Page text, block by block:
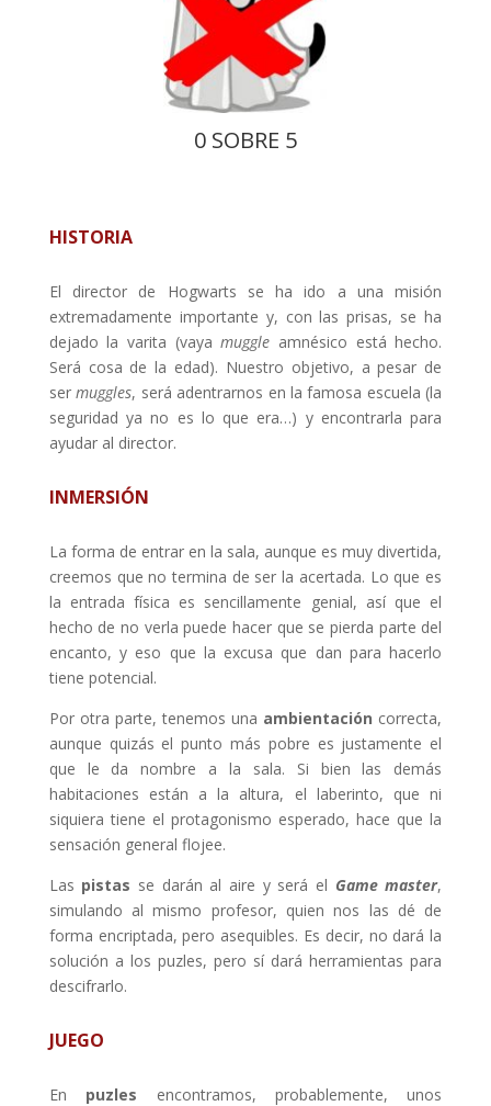
0 SOBRE 5
HISTORIA
El director de Hogwarts se ha ido a una misión
extremadamente importante y, con las prisas, se ha
dejado la varita (vayamuggle amnésico está hecho.
Será cosa de la edad). Nuestro objetivo, a pesar de
sermuggles, será adentrarnos en la famosa escuela (la
seguridad ya no es lo que era…) y encontrarla para
ayudar al director.
INMERSIÓN
La forma de entrar en la sala, aunque es muy divertida,
creemos que no termina de ser la acertada. Lo que es
la entrada física es sencillamente genial, así que el
hecho de no verla puede hacer que se pierda parte del
encanto, y eso que la excusa que dan para hacerlo
tiene potencial.
Por otra parte, tenemos una ambientación correcta,
aunque quizás el punto más pobre es justamente el
que le da nombre a la sala. Si bien las demás
habitaciones están a la altura, el laberinto, que ni
siquiera tiene el protagonismo esperado, hace que la
sensación general flojee.
Las pistas se darán al aire y será el Game master,
simulando al mismo profesor, quien nos las dé de
forma encriptada, pero asequibles. Es decir, no dará la
solución a los puzles, pero sí dará herramientas para
descifrarlo.
JUEGO
En puzles encontramos, probablemente, unos